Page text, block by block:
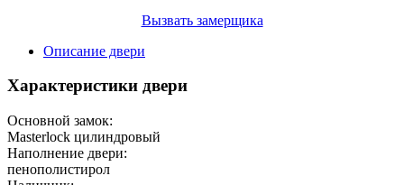
Вызвать замерщика
Описание двери
Характеристики двери
Основной замок:
Masterlock цилиндровый
Наполнение двери:
пенополистирол